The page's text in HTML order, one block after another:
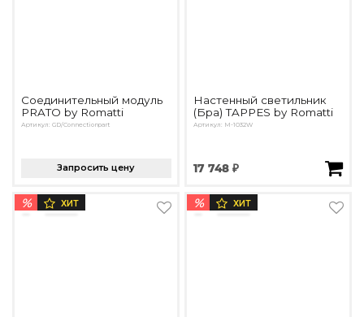
Соединительный модуль
PRATO by Romatti
Артикул: GD/Connectionpart
Запросить цену
Настенный светильник
(Бра) TAPPES by Romatti
Артикул: M-1032W
17 748 ₽
% ХИТ % ХИТ